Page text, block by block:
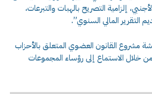
إلزامية التصريح بالهبات والتبرعات،
التقرير المالي السنوي”.
مشروع القانون العضوي المتعلق بالأحزاب
خلال الاستماع إلى رؤساء المجموعات